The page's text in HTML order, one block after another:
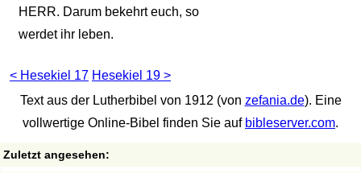
HERR. Darum bekehrt euch, so
werdet ihr leben.
< Hesekiel 17 Hesekiel 19 >
Text aus der Lutherbibel von 1912 (von zefania.de). Eine
vollwertige Online-Bibel finden Sie auf bibleserver.com.
Zuletzt angesehen: